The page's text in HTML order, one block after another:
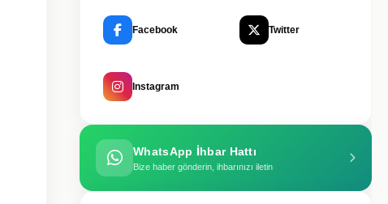
Facebook Twitter
Instagram
WhatsApp İhbar Hattı
Bize haber gönderin, ihbarınızı iletin